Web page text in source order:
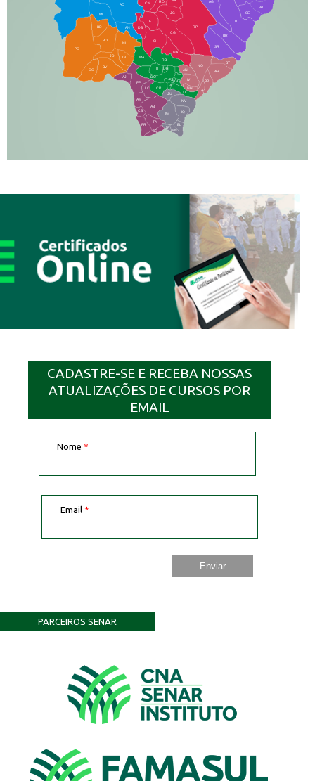
AQ
MI
AN
SE
TL
AG
BR
SR
BT
AR
RP
RO
JG
CG
SI
NA
TA
NH
JT
RB
MA
IT
DR
DO
CP
JU
NV
IQ
EL
BD
BO
NI
JD
PO
BV
CC
PP
AJ
LC
AM
AB
JP
DB
TE
CS
PR
TA
SQ
IG
MN
NO
BP
CN
GL
AN
IV
FS
VC
GD
DE
AT
CADASTRE-SE E RECEBA NOSSAS
ATUALIZAÇÕES DE CURSOS POR
EMAIL
Nome *
Email *
PARCEIROS SENAR